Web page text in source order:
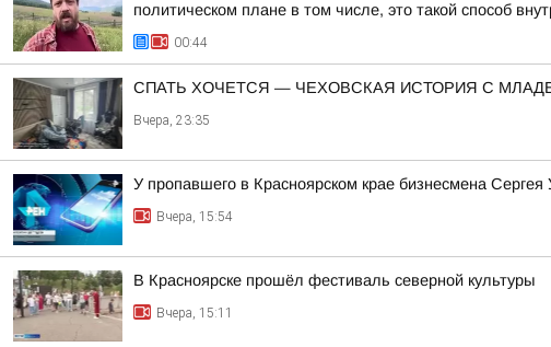
политическом плане в том числе, это такой способ
00:44
СПАТЬ ХОЧЕТСЯ — ЧЕХОВСКАЯ ИСТОРИЯ С
Вчера, 23:35
У пропавшего в Красноярском крае бизнесмена
Вчера, 15:54
В Красноярске прошёл фестиваль северной культуры
Вчера, 15:11